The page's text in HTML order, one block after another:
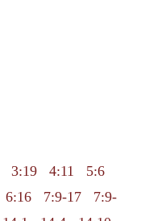
3:19 4:11
5:6
6:16 7:9-17
7:9-